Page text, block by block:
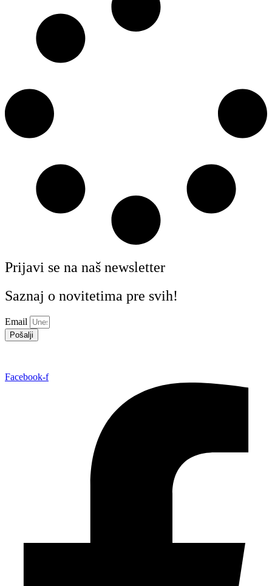
Prijavi se na naš newsletter
Saznaj o novitetima pre svih!
Email
Pošalji
Facebook-f